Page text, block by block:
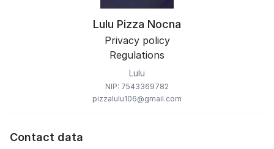
Lulu Pizza Nocna
Privacy policy
Regulations
Lulu
NIP: 7543369782
pizzalulu106@gmail.com
Contact data